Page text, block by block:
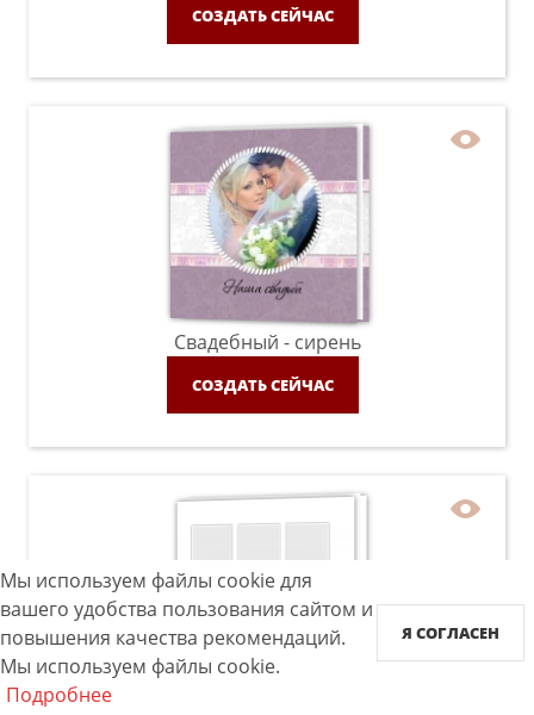
СОЗДАТЬ СЕЙЧАС
Свадебный - сирень
СОЗДАТЬ СЕЙЧАС
Мы используем файлы cookie для
вашего удобства пользования сайтом и
повышения качества рекомендаций.
Мы используем файлы cookie.
Подробнее
Я СОГЛАСЕН